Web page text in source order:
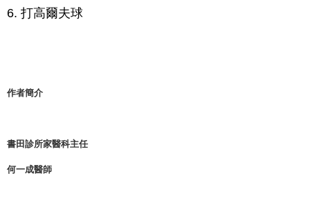
6. 打高爾夫球
作者簡介
書田診所家醫科主任
何一成醫師